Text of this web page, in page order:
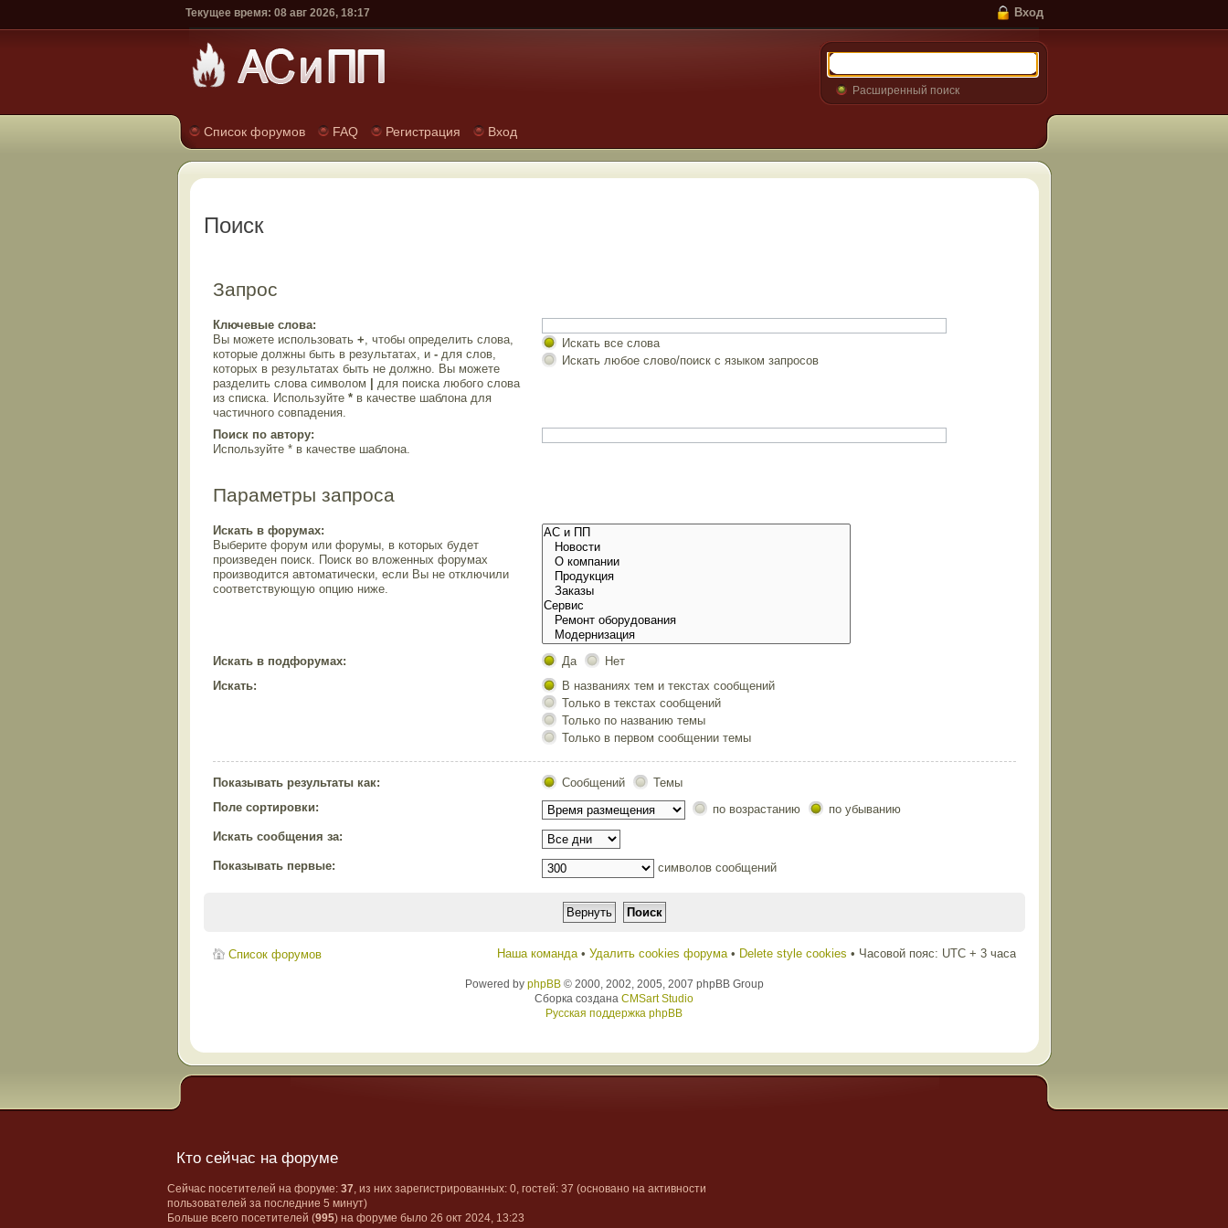
Текущее время: 08 авг 2026, 18:17 Вход
Расширенный поиск
Список форумов FAQ Регистрация Вход
Поиск
Запрос
Ключевые слова:
Вы можете использовать +, чтобы определить слова,
которые должны быть в результатах, и -для слов,
которых в результатах быть не должно. Вы можете
разделить слова символом
для поиска любого слова
из списка. Используйте *в качестве шаблона для
частичного совпадения.
Искать все слова
Искать любое слово/поиск с языком запросов
Поиск по автору:
Используйте * в качестве шаблона.
Параметры запроса
Искать в форумах:
Выберите форум или форумы, в которых будет
произведен поиск. Поиск во вложенных форумах
производится автоматически, если Вы не отключили
соответствующую опцию ниже.
Искать в подфорумах: Да
Нет
Искать:
В названиях тем и текстах сообщений
Только в текстах сообщений
Только по названию темы
Только в первом сообщении темы
Показывать результаты как: Сообщений
Темы
Поле сортировки:
по возрастанию по убыванию
Искать сообщения за:
Показывать первые: символов сообщений
Список форумов Наша команда• Удалить cookies форума• Delete style cookies • Часовой пояс: UTC + 3 часа
Powered by phpBB© 2000, 2002, 2005, 2007 phpBB Group
Сборка создана CMSart Studio
Русская поддержка phpBB
Кто сейчас на форуме
Сейчас посетителей на форуме: 37, из них зарегистрированных: 0, гостей: 37 (основано на активности
пользователей за последние 5 минут)
Больше всего посетителей (995) на форуме было 26 окт 2024, 13:23